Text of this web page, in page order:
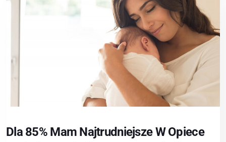
Dla 85% Mam Najtrudniejsze W Opiece